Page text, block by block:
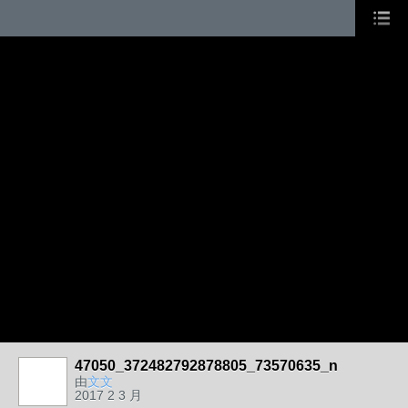
47050_372482792878805_73570635_n
由文文
2017 2 3 月